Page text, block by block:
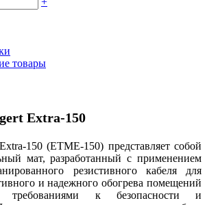
товары
Extra-150
150 (ETME-150) представляет собой
мат, разработанный с применением
резистивного кабеля для
и надежного обогрева помещений
к безопасности и